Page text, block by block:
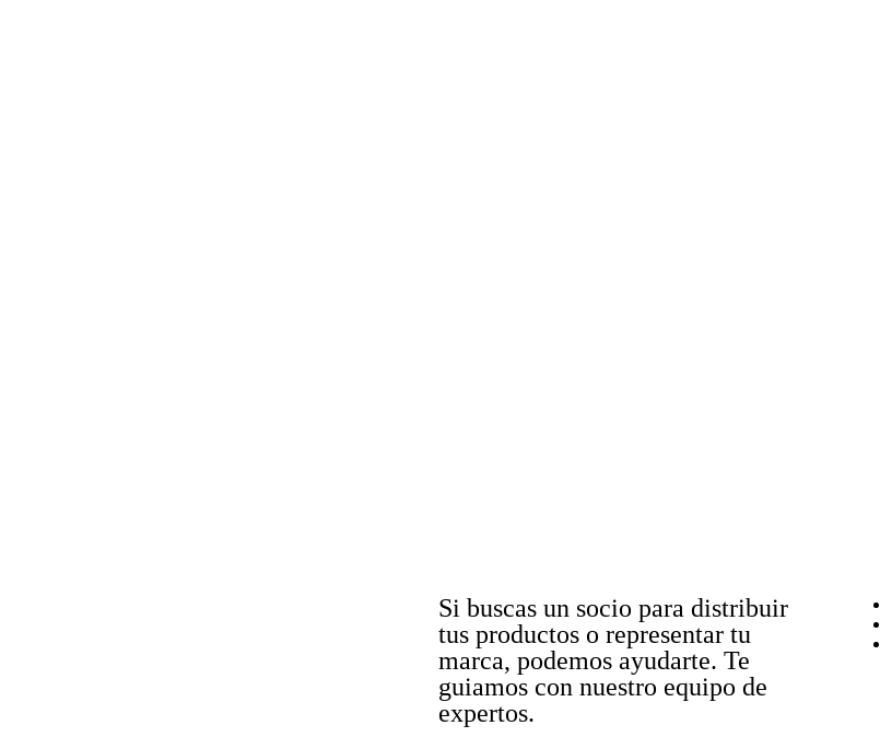
Si buscas un socio para distribuir
tus productos o representar tu
marca, podemos ayudarte. Te
guiamos con nuestro equipo de
expertos.